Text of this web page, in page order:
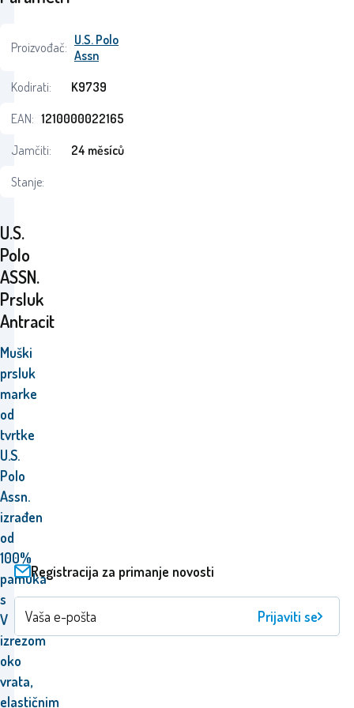
U.S.
Polo
ASSN.
Prsluk
Antracit
Muški
prsluk
marke
od
tvrtke
U.S.
Polo
Assn.
izrađen
od
100%
pamuka
s
V
izrezom
oko
vrata,
elastičnim
Proizvođač: U.S. Polo
Assn
Kodirati:
K9739
EAN: 1210000022165
Jamčiti:
24 měsíců
Stanje:
Registracija za primanje novosti
Prijaviti se